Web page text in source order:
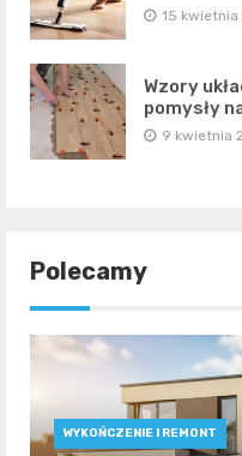
15 kwietnia
Wzory
pomysły
9 kwietnia
Polecamy
WYKOŃCZENIE I REMONT